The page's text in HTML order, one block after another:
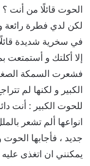
الحوت قائلًا من أنت
لكن لدي فطرة رائعة
في سخرية شديدة
إلا أكلتك و أستمتعت
فشعرت السمكة
الكبير و لكنها لم
للحوت الكبير : أنت
انواعها ألم تشعر
جديد ، فأجابها
يمكنني ان اتغذى